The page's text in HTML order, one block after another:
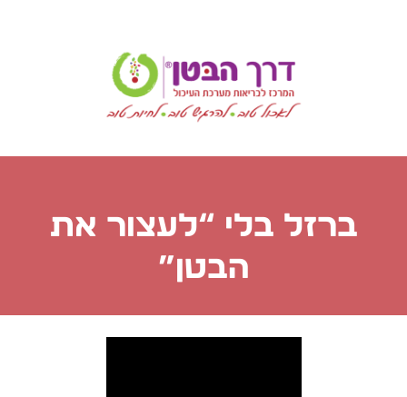
ברזל בלי “לעצור את
הבטן”